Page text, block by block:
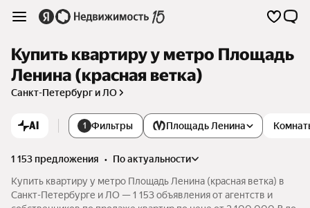
Купить квартиру у метро Площадь
Ленина (красная ветка)
Санкт-Петербург и ЛО
AI 1 Фильтры Площадь Ленина
1 153 предложения •
по актуальности
Купить квартиру у метро Площадь Ленина (красная ветка) в
Санкт-Петербурге и ЛО — 1 153 объявления от агентств и